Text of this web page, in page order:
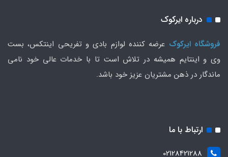
درباره ایرکوک
فروشگاه ایرکوک عرضه کننده لوازم بادی و تفریحی اینتکس، بست
وی و اینتایم همیشه در تلاش است تا با خدمات عالی خود نامی
ماندگار در ذهن مشتریان عزیز خود باشد.
ارتباط با ما
02128421288